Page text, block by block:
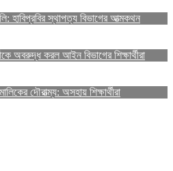
হাবিপ্রবির স্থাপত্য বিভাগের আত্মকথন
অবরুদ্ধ করল আইন বিভাগের শিক্ষার্থীরা
দৌরাত্ম্য: অসহায় শিক্ষার্থীরা